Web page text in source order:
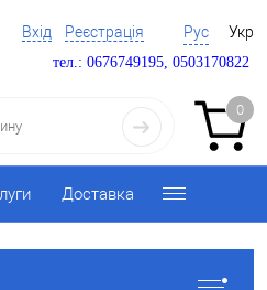
Вхід Реєстрація Рус Укр
тел.: 0676749195, 0503170822
0
Доставка